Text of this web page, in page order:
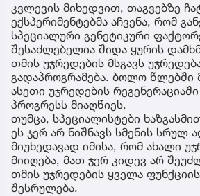
კვლევის მიხედვით, თაგვებზე
ექსპერიმენტებმა აჩვენა, რომ
სპეციალური გენეტიკური
შესაძლებელია შიდა ყურის
თმის უჯრედების მსგავს
გადაპროგრამება. ბოლო წლებში
ასეთი უჯრედების
პროგრესს მიაღწიეს.
თუმცა, სპეციალისტები
ეს ჯერ არ ნიშნავს სმენის სრულ
მიუხედავად იმისა, რომ ახალი
მიიღება, მათ ჯერ კიდევ არ
თმის უჯრედების ყველა
შესრულება.